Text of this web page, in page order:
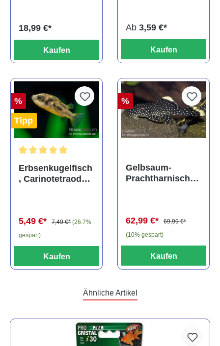
18,99 €*
Kaufen
Ab 3,59 €*
Kaufen
%
Tipp
Durchschnittliche Bewertung von 5 von 5 Sternen
Erbsenkugelfisch
, Carinotetraodon
5,49 €* 7,49 €* (26.7%
gespart)
Kaufen
%
Gelbsaum-
Prachtharnischw
62,99 €*
69,99 €*
(10% gespart)
Kaufen
Ähnliche Artikel